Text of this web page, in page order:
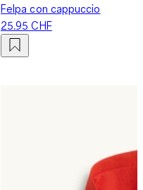
Felpa con cappuccio
25.95 CHF